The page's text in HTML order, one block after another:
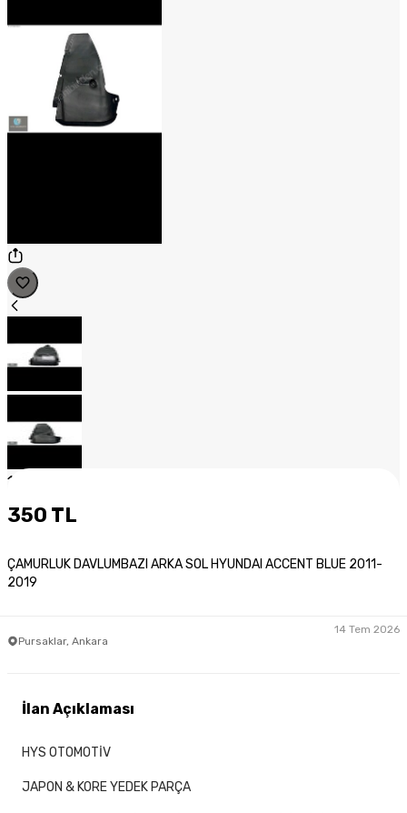
1
350 TL
ÇAMURLUK DAVLUMBAZI ARKA SOL HYUNDAI ACCENT BLUE 2011-
2019
Pursaklar, Ankara
14 Tem 2026
İlan Açıklaması
HYS OTOMOTİV
JAPON & KORE YEDEK PARÇA